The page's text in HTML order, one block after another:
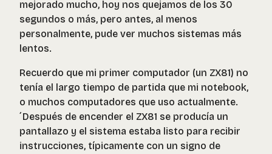
mejorado mucho, hoy nos quejamos de los 30
segundos o más, pero antes, al menos
personalmente, pude ver muchos sistemas más
lentos.
Recuerdo que mi primer computador (un ZX81) no
tenía el largo tiempo de partida que mi notebook,
o muchos computadores que uso actualmente.
´Después de encender el ZX81 se producía un
pantallazo y el sistema estaba listo para recibir
instrucciones, típicamente con un signo de